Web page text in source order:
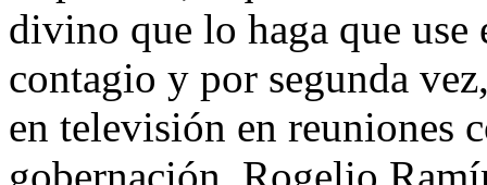
divino que lo haga que use
contagio y por segunda
en televisión en reuniones
gobernación, Rogelio